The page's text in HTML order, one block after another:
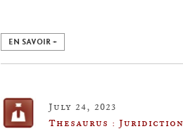
EN SAVOIR +
July 24, 2023
Thesaurus :